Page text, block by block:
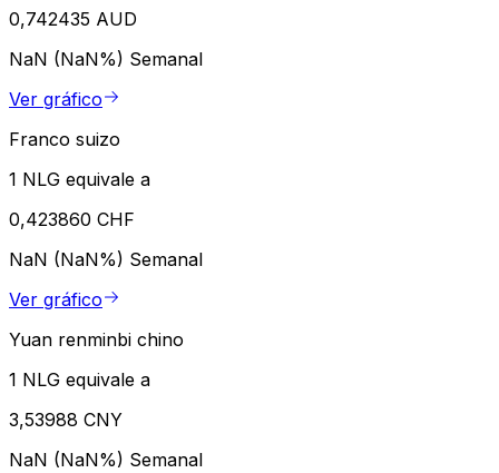
0,742435 AUD
NaN (NaN%) Semanal
Ver gráfico
Franco suizo
1 NLG equivale a
0,423860 CHF
NaN (NaN%) Semanal
Ver gráfico
Yuan renminbi chino
1 NLG equivale a
3,53988 CNY
NaN (NaN%) Semanal